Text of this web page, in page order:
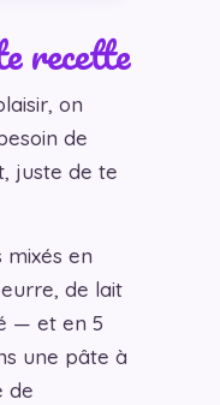
recette
on
de
juste de te
mixés en
de lait
— et en 5
une pâte à
de